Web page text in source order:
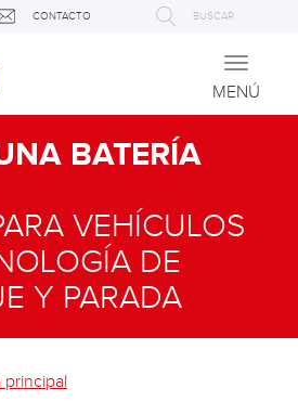
CONTACTO BUSCAR
Toggle
MENÚ
BATERÍA
VEHÍCULOS
DE
Y PARADA
principal